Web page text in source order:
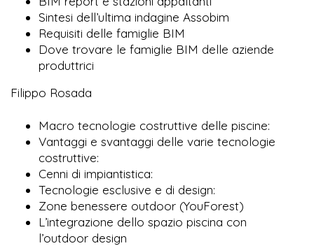
Sintesi dell’ultima indagine Assobim
Requisiti delle famiglie BIM
Dove trovare le famiglie BIM delle aziende
produttrici
Filippo Rosada
Macro tecnologie costruttive delle piscine:
Vantaggi e svantaggi delle varie tecnologie
costruttive:
Cenni di impiantistica:
Tecnologie esclusive e di design:
Zone benessere outdoor (YouForest)
L’integrazione dello spazio piscina con
l’outdoor design